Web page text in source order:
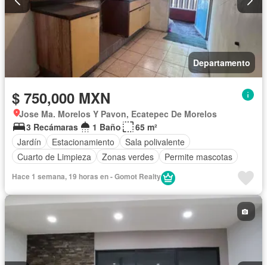
Departamento
$ 750,000 MXN
Jose Ma. Morelos Y Pavon, Ecatepec De Morelos
3 Recámaras
1 Baño
65 m²
Jardín
Estacionamiento
Sala polivalente
Cuarto de Limpieza
Zonas verdes Permite mascotas
Hace 1 semana, 19 horas en - Gomot Realty